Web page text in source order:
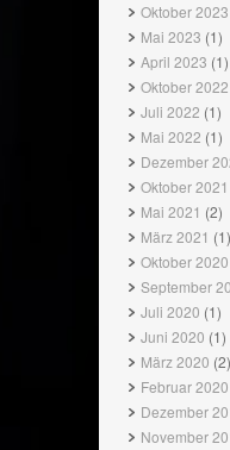
Oktober 2023
Mai 2023 (1)
April 2023 (1)
Oktober 2022
Juli 2022 (1)
Mai 2022 (1)
Dezember
Oktober 2021
Mai 2021 (2)
März 2021 (1)
Oktober 2020
September
Juli 2020 (1)
Juni 2020 (1)
März 2020 (2)
Februar 2020
Dezember
November